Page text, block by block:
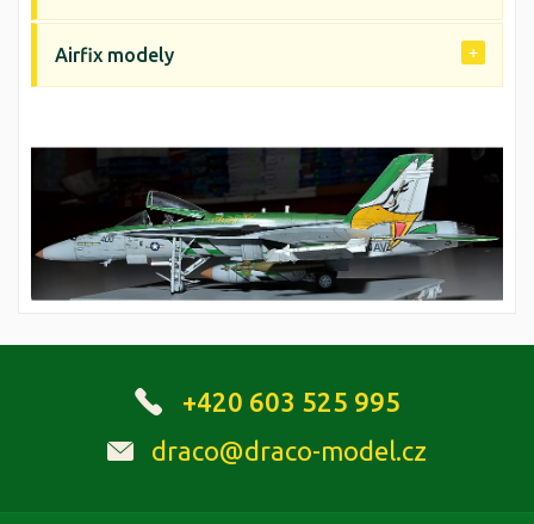
Airfix modely
+420 603 525 995
draco@draco-model.cz